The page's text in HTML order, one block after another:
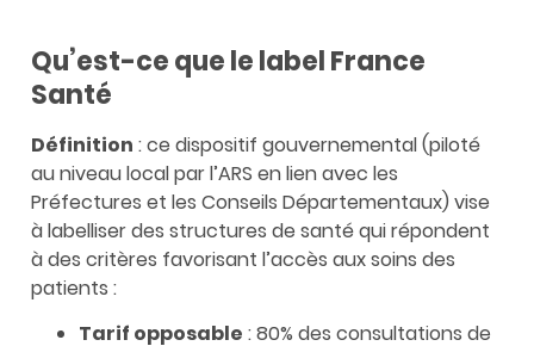
Qu’est-ce que le label France
Santé
Définition : ce dispositif gouvernemental (piloté
au niveau local par l’ARS en lien avec les
Préfectures et les Conseils Départementaux) vise
à labelliser des structures de santé qui répondent
à des critères favorisant l’accès aux soins des
patients :
Tarif opposable : 80% des consultations de